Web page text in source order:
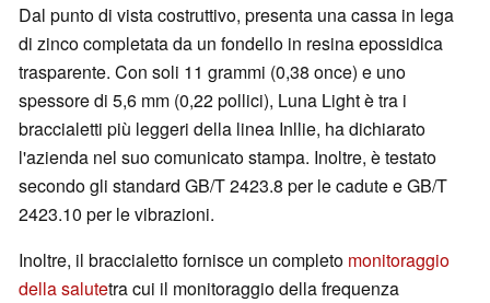
Dal punto di vista costruttivo, presenta una cassa in lega
di zinco completata da un fondello in resina epossidica
trasparente. Con soli 11 grammi (0,38 once) e uno
spessore di 5,6 mm (0,22 pollici), Luna Light è tra i
braccialetti più leggeri della linea Inllie, ha dichiarato
l'azienda nel suo comunicato stampa. Inoltre, è testato
secondo gli standard GB/T 2423.8 per le cadute e GB/T
2423.10 per le vibrazioni.
Inoltre, il braccialetto fornisce un completo monitoraggio
della salutetra cui il monitoraggio della frequenza